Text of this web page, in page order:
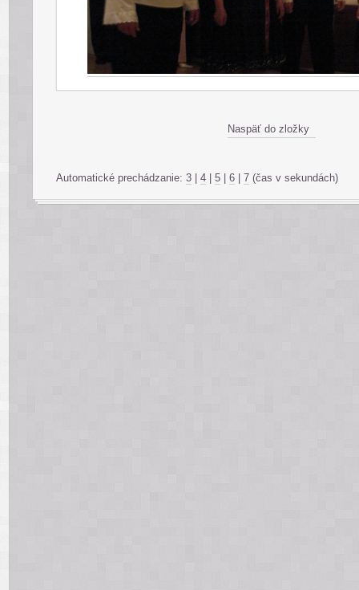
Naspäť do zložky
Automatické prechádzanie: 3 4 5 6 7 (čas v sekundách)